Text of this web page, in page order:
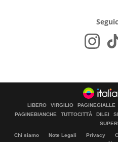
LIBERO VIRGILIO PAGINEGIALLE
PAGINEBIANCHE
TUTTOCITTÀ DILEI
Chi siamo Note Legali Privacy